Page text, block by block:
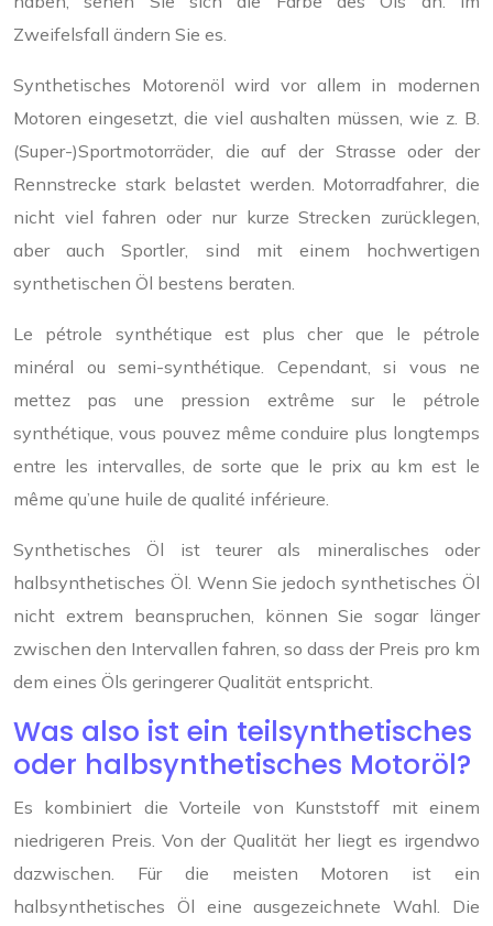
Zweifelsfall ändern Sie es.
Synthetisches Motorenöl wird vor allem in modernen
Motoren eingesetzt, die viel aushalten müssen, wie z. B.
(Super-)Sportmotorräder, die auf der Strasse oder der
Rennstrecke stark belastet werden. Motorradfahrer, die
nicht viel fahren oder nur kurze Strecken zurücklegen,
aber auch Sportler, sind mit einem hochwertigen
synthetischen Öl bestens beraten.
Le pétrole synthétique est plus cher que le pétrole
minéral ou semi-synthétique. Cependant, si vous ne
mettez pas une pression extrême sur le pétrole
synthétique, vous pouvez même conduire plus longtemps
entre les intervalles, de sorte que le prix au km est le
même qu’une huile de qualité inférieure.
Synthetisches Öl ist teurer als mineralisches oder
halbsynthetisches Öl. Wenn Sie jedoch synthetisches Öl
nicht extrem beanspruchen, können Sie sogar länger
zwischen den Intervallen fahren, so dass der Preis pro km
dem eines Öls geringerer Qualität entspricht.
Was also ist ein teilsynthetisches
oder halbsynthetisches Motoröl?
Es kombiniert die Vorteile von Kunststoff mit einem
niedrigeren Preis. Von der Qualität her liegt es irgendwo
dazwischen. Für die meisten Motoren ist ein
halbsynthetisches Öl eine ausgezeichnete Wahl. Die